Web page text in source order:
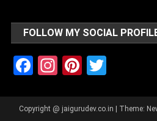
FOLLOW MY SOCIAL
Facebook
Instagram
Pinterest
Copyright @ jaigurudev.co.in | Theme: